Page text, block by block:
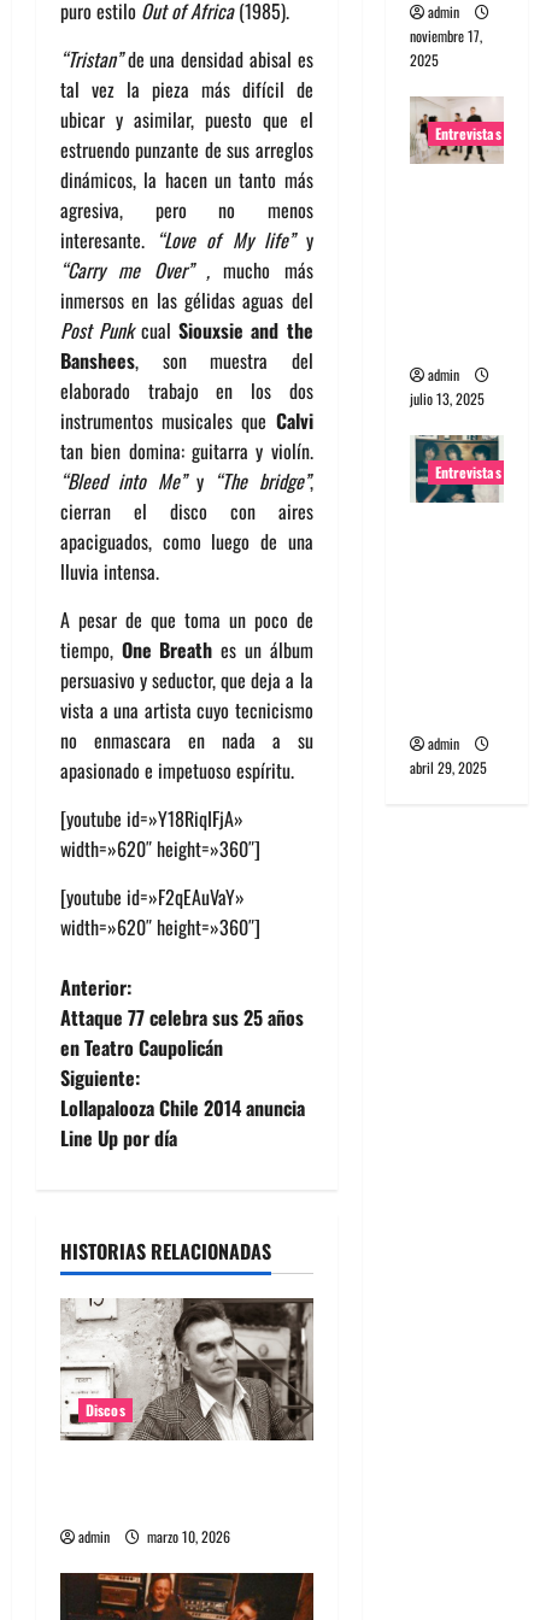
puro estilo Out of Africa(1985).
“Tristan”de una densidad abisal es
tal vez la pieza más difícil de
ubicar y asimilar, puesto que el
estruendo punzante de sus arreglos
dinámicos, la hacen un tanto más
agresiva, pero no menos
interesante. “Love of My life”y
“Carry me Over” ,mucho más
inmersos en las gélidas aguas del
Post PunkcualSiouxsie and the
Banshees, son muestra del
elaborado trabajo en los dos
instrumentos musicales que Calvi
tan bien domina: guitarra y violín.
“Bleed into Me”y “The bridge”,
cierran el disco con aires
apaciguados, como luego de una
lluvia intensa.
A pesar de que toma un poco de
tiempo, One Breath es un álbum
persuasivo y seductor, que deja a la
vista a una artista cuyo tecnicismo
no enmascara en nada a su
apasionado e impetuoso espíritu.
[youtube id=»Y18RiqIFjA»
width=»620″ height=»360″]
[youtube id=»F2qEAuVaY»
width=»620″ height=»360″]
N
a
v
e
a
c
i
ó
n
e
e
Anterior:
Attaque 77 celebra sus 25 años
en Teatro Caupolicán
Siguiente:
Lollapalooza Chile 2014 anuncia
Line Up por día
HISTORIAS RELACIONADAS
Discos
admin marzo 10, 2026
admin
noviembre 17,
2025
Entrevistas
admin
julio 13, 2025
Entrevistas
admin
abril 29, 2025